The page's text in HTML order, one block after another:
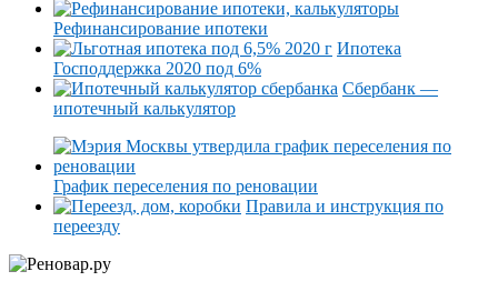
Рефинансирование ипотеки
Ипотека
Господдержка 2020 под 6%
Сбербанк —
ипотечный калькулятор
График переселения по реновации
Правила и инструкция по
переезду